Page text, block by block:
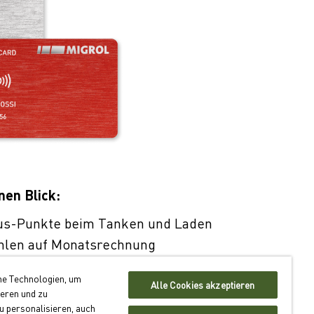
Blick:
Punkte beim Tanken und Laden
auf Monatsrechnung
Technologien, um
und zu
personalisieren, auch
Alle Cookies akzeptieren